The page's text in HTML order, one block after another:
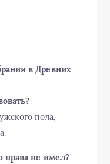
в Древних
пола,
права не имел?